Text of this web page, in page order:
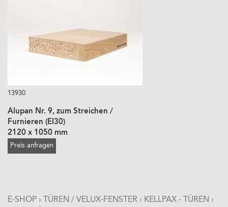
13930
Alupan Nr. 9, zum Streichen /
Furnieren (EI30)
2120 x 1050 mm
Preis anfragen
E-SHOP › TÜREN / VELUX-FENSTER › KELLPAX - TÜREN ›